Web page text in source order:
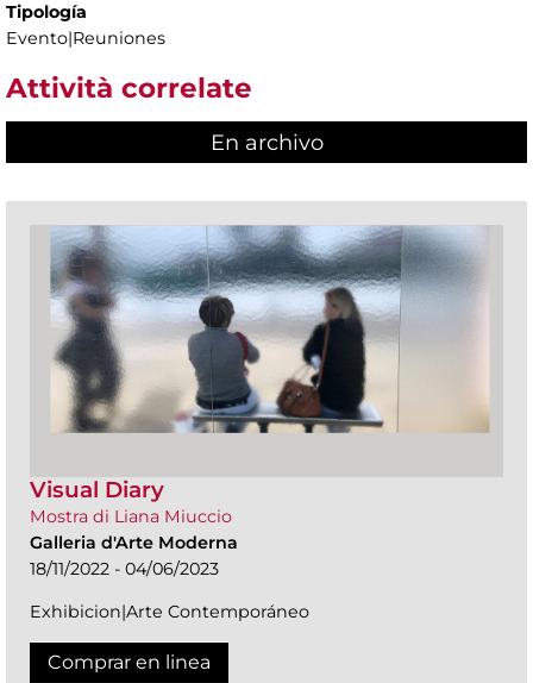
Tipología
Evento|Reuniones
Attività correlate
En archivo
Visual Diary
Mostra di Liana Miuccio
Galleria d'Arte Moderna
18/11/2022 - 04/06/2023
Exhibicion|Arte Contemporáneo
Comprar en linea